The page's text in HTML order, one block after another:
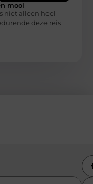
mooi
niet alleen heel
deze reis